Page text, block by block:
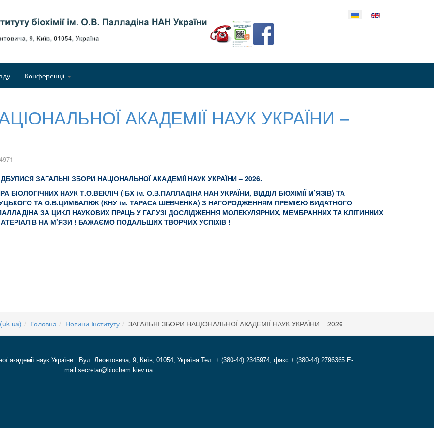
Конференціі
АКАДЕМІЇ НАУК УКРАЇНИ –
ЗАГАЛЬНІ ЗБОРИ НАЦІОНАЛЬНОЇ АКАДЕМІЇ НАУК УКРАЇНИ – 2026.
НАУК Т.О.ВЕКЛІЧ (ІБХ ім. О.В.ПАЛЛАДІНА НАН УКРАЇНИ, ВІДДІЛ БІОХІМІЇ М’ЯЗІВ) ТА
ТА О.В.ЦИМБАЛЮК (КНУ ім. ТАРАСА ШЕВЧЕНКА) З НАГОРОДЖЕННЯМ ПРЕМІЄЮ ВИДАТНОГО
ЗА ЦИКЛ НАУКОВИХ ПРАЦЬ У ГАЛУЗІ ДОСЛІДЖЕННЯ МОЛЕКУЛЯРНИХ, МЕМБРАННИХ ТА КЛІТИННИХ
НА М’ЯЗИ ! БАЖАЄМО ПОДАЛЬШИХ ТВОРЧИХ УСПІХІВ !
центру з виробництва інноваційних кровоспинних та ранозагоювальних засобів
ua) Головна Новини Інституту ЗАГАЛЬНІ ЗБОРИ НАЦІОНАЛЬНОЇ АКАДЕМІЇ НАУК УКРАЇНИ – 2026
академії наук України Вул. Леонтовича, 9, Київ, 01054, Україна Тел.:+ (380-44) 2345974; факс:+ (380-44) 2796365 E-
mail:secretar@biochem.kiev.ua